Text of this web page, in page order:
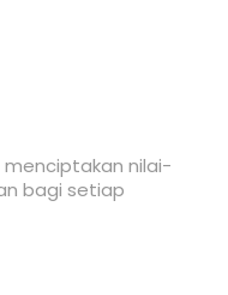
nilai-
bagi setiap